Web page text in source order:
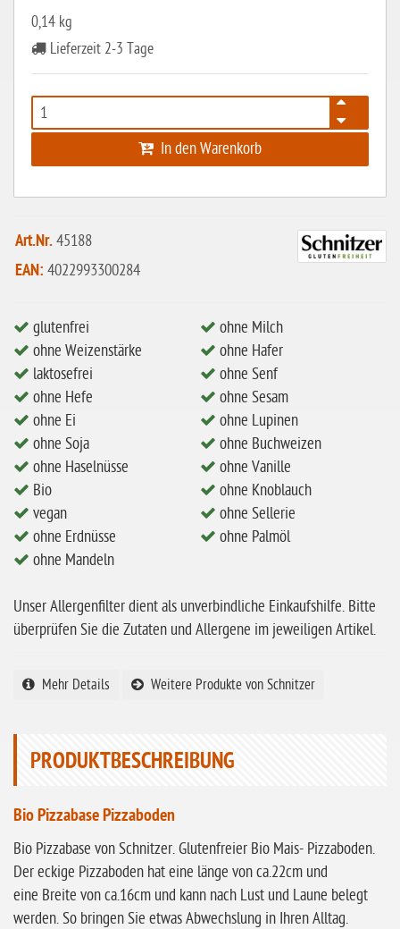
ohne Hefe
ohne Ei
ohne Soja
ohne Haselnüsse
vegan
ohne Erdnüsse
eiweißarm / PKU
ohne Mandeln
ohne Hafer
ohne Zuckerzusatz
ohne Reis
ohne Mais
ohne Senf
ohne Sesam
ohne Lupinen
ohne Guarkernmehl
ohne Vanille
ohne Sellerie
ohne
Sonnenblumen
ohne Palmöl
0,14 kg
Lieferzeit 2-3 Tage
In den Warenkorb
Art.Nr.45188
EAN: 4022993300284
glutenfrei
ohne Weizenstärke
laktosefrei
ohne Hefe
ohne Ei
ohne Soja
ohne Haselnüsse
Bio
vegan
ohne Erdnüsse
ohne Mandeln
ohne Milch
ohne Hafer
ohne Senf
ohne Sesam
ohne Lupinen
ohne Buchweizen
ohne Vanille
ohne Knoblauch
ohne Sellerie
ohne Palmöl
Unser Allergenfilter dient als unverbindliche Einkaufshilfe. Bitte
überprüfen Sie die Zutaten und Allergene im jeweiligen Artikel.
Mehr Details Weitere Produkte von Schnitzer
PRODUKTBESCHREIBUNG
Bio Pizzabase Pizzaboden
Bio Pizzabase von Schnitzer. Glutenfreier Bio Mais- Pizzaboden.
Der eckige Pizzaboden hat eine länge von ca.22cm und
eine Breite von ca.16cm und kann nach Lust und Laune belegt
werden. So bringen Sie etwas Abwechslung in Ihren Alltag.